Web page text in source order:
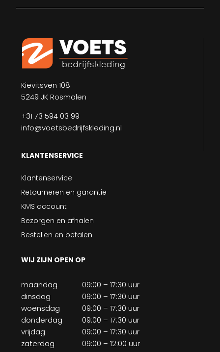
Kievitsven 108
5249 JK Rosmalen
+31 73 594 03 99
info@voetsbedrijfskleding.nl
KLANTENSERVICE
Klantenservice
Retourneren en garantie
KMS account
Bezorgen en afhalen
Bestellen en betalen
WIJ ZIJN OPEN OP
maandag
09:00 – 17:30 uur
dinsdag
09:00 – 17:30 uur
woensdag
09:00 – 17:30 uur
donderdag
09:00 – 17:30 uur
vrijdag
09:00 – 17:30 uur
zaterdag
09:00 – 12:00 uur